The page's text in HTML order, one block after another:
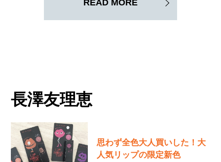
READ MORE
長澤友理恵
思わず全色大人買いした！大
人気リップの限定新色